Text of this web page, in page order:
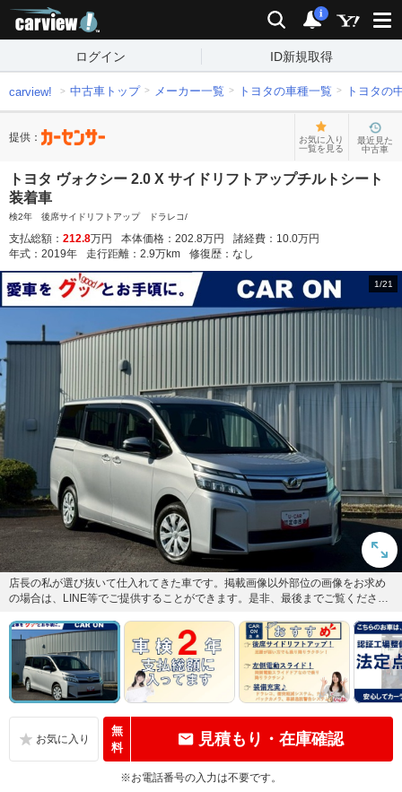
検索 通知
i
ログイン ID新規取得
carview! 中古車トップ メーカー一覧 トヨタの車種一覧 トヨタの
提供：
お気に入り
一覧を見る
最近見た
中古車
トヨタ ヴォクシー 2.0 X サイドリフトアップチルトシート
装着車
検2年 後席サイドリフトアップ ドラレコ/
支払総額： 212.8万円 本体価格： 202.8万円 諸経費： 10.0万円
年式： 2019年 走行距離： 2.9万km 修復歴： なし
1/21
店長の私が選び抜いて仕入れてきた車です。掲載画像以外部位の画像をお求め
の場合は、LINE等でご提供することができます。是非、最後までご覧くださ
無
料
見積もり・在庫確認
※お電話番号の入力は不要です。